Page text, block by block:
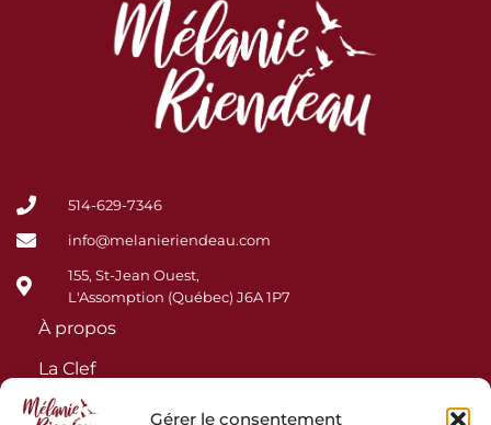
Gérer le consentement
514-629-7346
info@melanieriendeau.com
155, St-Jean Ouest,
L'Assomption (Québec) J6A 1P7
À propos
La Clef
Podcast